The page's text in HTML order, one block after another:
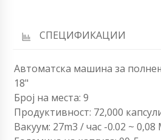
СПЕЦИФИКАЦИИ
Автоматска машина за
18"
Број на места: 9
Продуктивност: 72,000
Вакуум: 27m3 / час -0.02 ~ 0,08